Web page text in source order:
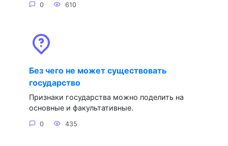
0 610
Без чего не может существовать
государство
Признаки государства можно поделить на
основные и факультативные.
0 435